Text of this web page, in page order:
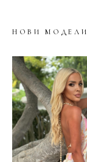
НОВИ МОДЕЛИ